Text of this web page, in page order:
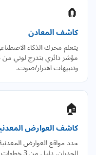
🧲
كاشف المعادن
يتعلم محرك الذكاء
وتنبيهات اهتزاز/صوت.
🏠
كاشف العوارض
حدد مواقع العوارض